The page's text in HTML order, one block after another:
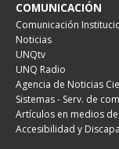
COMUNICACIÓN
Comunicación
Noticias
UNQtv
UNQ Radio
Agencia de Noticias
Sistemas - Serv. de
Artículos en medios
Accesibilidad y